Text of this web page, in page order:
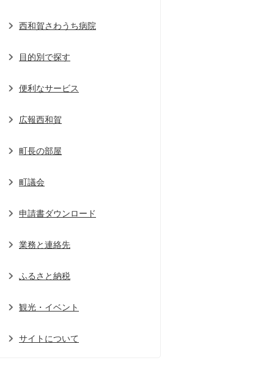
西和賀さわうち病院
目的別で探す
便利なサービス
広報西和賀
町長の部屋
町議会
申請書ダウンロード
業務と連絡先
ふるさと納税
観光・イベント
サイトについて